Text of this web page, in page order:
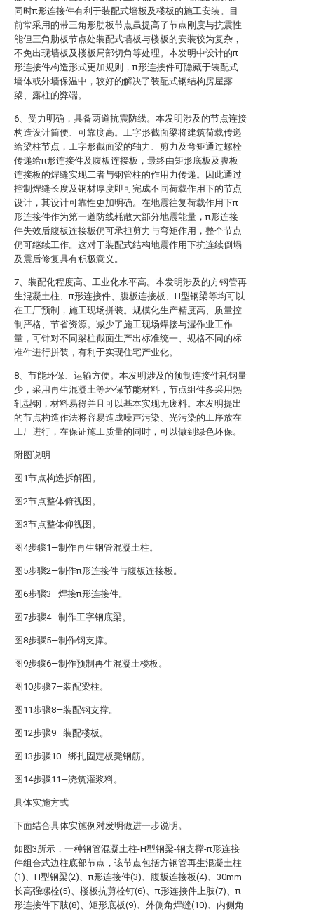
同时π形连接件有利于装配式墙板及楼板的施工安装。目
前常采用的带三角形肋板节点虽提高了节点刚度与抗震性
能但三角肋板节点处装配式墙板与楼板的安装较为复杂，
不免出现墙板及楼板局部切角等处理。本发明中设计的π
形连接件构造形式更加规则，π形连接件可隐藏于装配式
墙体或外墙保温中，较好的解决了装配式钢结构房屋露
梁、露柱的弊端。
6、受力明确，具备两道抗震防线。本发明涉及的节点连接
构造设计简便、可靠度高。工字形截面梁将建筑荷载传递
给梁柱节点，工字形截面梁的轴力、剪力及弯矩通过螺栓
传递给π形连接件及腹板连接板，最终由矩形底板及腹板
连接板的焊缝实现二者与钢管柱的作用力传递。因此通过
控制焊缝长度及钢材厚度即可完成不同荷载作用下的节点
设计，其设计可靠性更加明确。在地震往复荷载作用下π
形连接件作为第一道防线耗散大部分地震能量，π形连接
件失效后腹板连接板仍可承担剪力与弯矩作用，整个节点
仍可继续工作。这对于装配式结构地震作用下抗连续倒塌
及震后修复具有积极意义。
7、装配化程度高、工业化水平高。本发明涉及的方钢管再
生混凝土柱、π形连接件、腹板连接板、H型钢梁等均可以
在工厂预制，施工现场拼装。规模化生产精度高、质量控
制严格、节省资源。减少了施工现场焊接与湿作业工作
量，可针对不同梁柱截面生产出标准统一、规格不同的标
准件进行拼装，有利于实现住宅产业化。
8、节能环保、运输方便。本发明涉及的预制连接件耗钢量
少，采用再生混凝土等环保节能材料，节点组件多采用热
轧型钢，材料易得并且可以基本实现无废料。本发明提出
的节点构造作法将容易造成噪声污染、光污染的工序放在
工厂进行，在保证施工质量的同时，可以做到绿色环保。
附图说明
图1节点构造拆解图。
图2节点整体俯视图。
图3节点整体仰视图。
图4步骤1—制作再生钢管混凝土柱。
图5步骤2—制作π形连接件与腹板连接板。
图6步骤3—焊接π形连接件。
图7步骤4—制作工字钢底梁。
图8步骤5—制作钢支撑。
图9步骤6—制作预制再生混凝土楼板。
图10步骤7—装配梁柱。
图11步骤8—装配钢支撑。
图12步骤9—装配楼板。
图13步骤10—绑扎固定板凳钢筋。
图14步骤11—浇筑灌浆料。
具体实施方式
下面结合具体实施例对发明做进一步说明。
如图3所示，一种钢管混凝土柱-H型钢梁-钢支撑-π形连接
件组合式边柱底部节点，该节点包括方钢管再生混凝土柱
(1)、H型钢梁(2)、π形连接件(3)、腹板连接板(4)、30mm
长高强螺栓(5)、楼板抗剪栓钉(6)、π形连接件上肢(7)、π
形连接件下肢(8)、矩形底板(9)、外侧角焊缝(10)、内侧角